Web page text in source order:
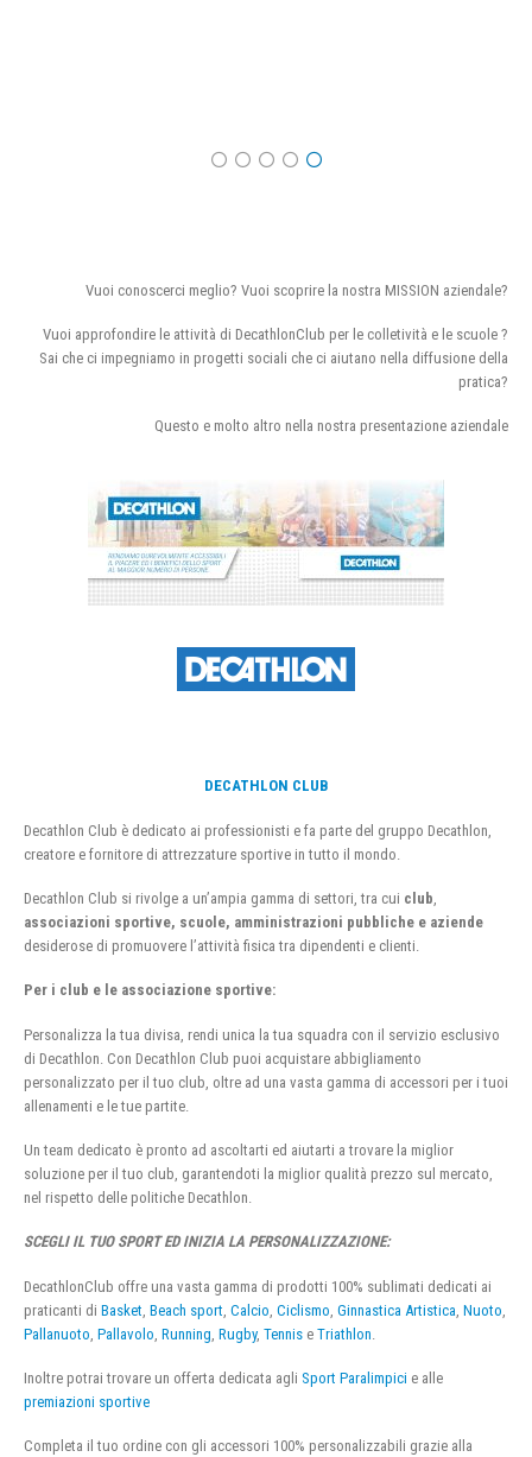
Vuoi conoscerci meglio? Vuoi scoprire la nostra MISSION aziendale?
Vuoi approfondire le attività di DecathlonClub per le colletività e le scuole ?
Sai che ci impegniamo in progetti sociali che ci aiutano nella diffusione della
pratica?
Questo e molto altro nella nostra presentazione aziendale
DECATHLON CLUB
Decathlon Club è dedicato ai professionisti e fa parte del gruppo Decathlon,
creatore e fornitore di attrezzature sportive in tutto il mondo.
Decathlon Club si rivolge a un’ampia gamma di settori, tra cui club
associazioni sportive, scuole, amministrazioni pubbliche e aziende
desiderose di promuovere l’attività fisica tra dipendenti e clienti.
Per i club e le associazione sportive:
Personalizza la tua divisa, rendi unica la tua squadra con il servizio esclusivo
di Decathlon. Con Decathlon Club puoi acquistare abbigliamento
personalizzato per il tuo club, oltre ad una vasta gamma di accessori per i tuoi
allenamenti e le tue partite.
Un team dedicato è pronto ad ascoltarti ed aiutarti a trovare la miglior
soluzione per il tuo club, garantendoti la miglior qualità prezzo sul mercato,
nel rispetto delle politiche Decathlon.
SCEGLI IL TUO SPORT ED INIZIA LA PERSONALIZZAZIONE:
DecathlonClub offre una vasta gamma di prodotti 100% sublimati dedicati ai
praticanti di Basket Beach sport Calcio Ciclismo Ginnastica Artistica Nuoto
Pallanuoto Pallavolo Running Rugby, Tennis e Triathlon
Inoltre potrai trovare un offerta dedicata agli Sport Paralimpici e alle
premiazioni sportive
Completa il tuo ordine con gli accessori 100% personalizzabili grazie alla